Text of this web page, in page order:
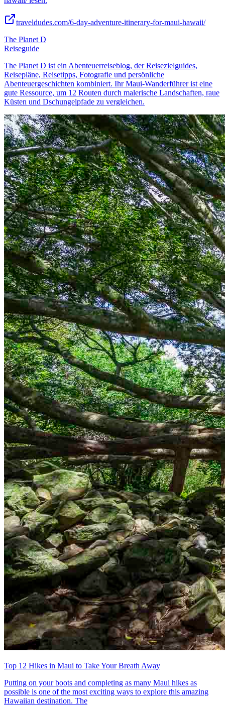
traveldudes.com/6-day-adventure-itinerary-for-maui-hawaii/
The Planet D
Reiseguide
The Planet D ist ein Abenteuerreiseblog, der Reisezielguides,
Reisepläne, Reisetipps, Fotografie und persönliche
Abenteuergeschichten kombiniert. Ihr Maui-Wanderführer ist eine
gute Ressource, um 12 Routen durch malerische Landschaften, raue
Küsten und Dschungelpfade zu vergleichen.
Top 12 Hikes in Maui to Take Your Breath Away
Putting on your boots and completing as many Maui hikes as
possible is one of the most exciting ways to explore this amazing
Hawaiian destination. The